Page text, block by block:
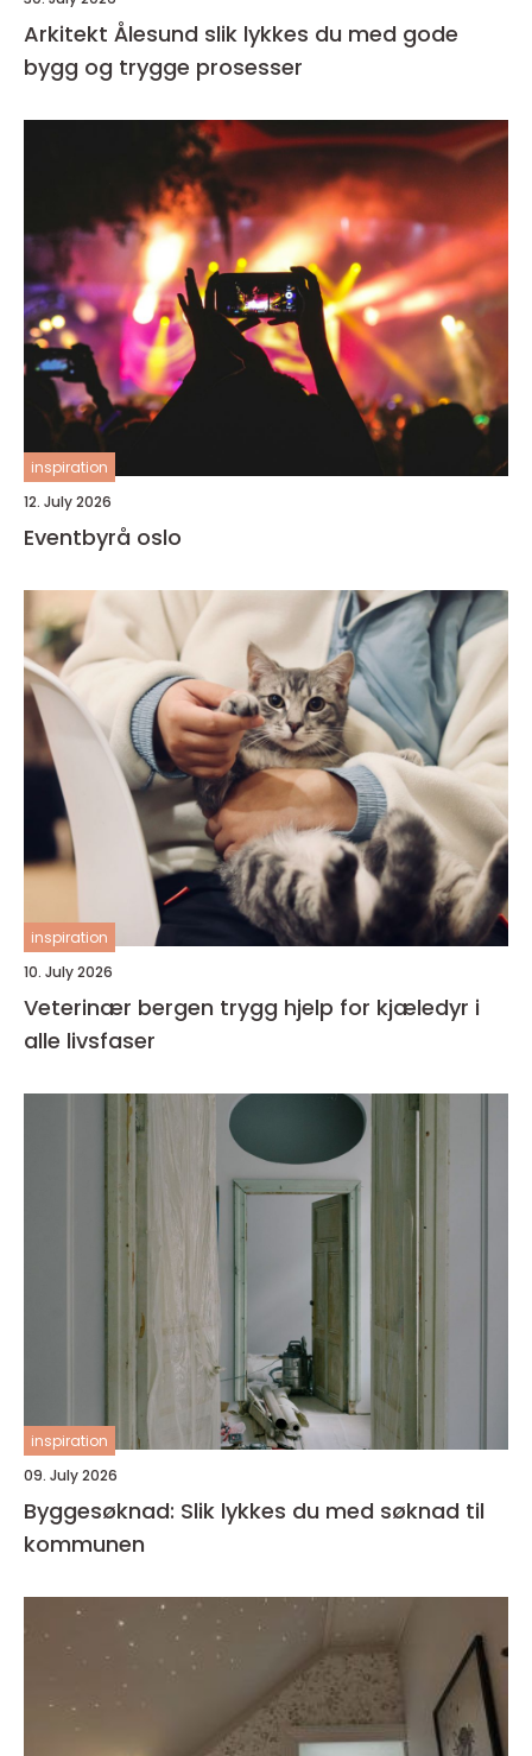
Arkitekt Ålesund slik lykkes du med gode
bygg og trygge prosesser
inspiration
12. July 2026
Eventbyrå oslo
inspiration
10. July 2026
Veterinær bergen trygg hjelp for kjæledyr i
alle livsfaser
inspiration
09. July 2026
Byggesøknad: Slik lykkes du med søknad til
kommunen